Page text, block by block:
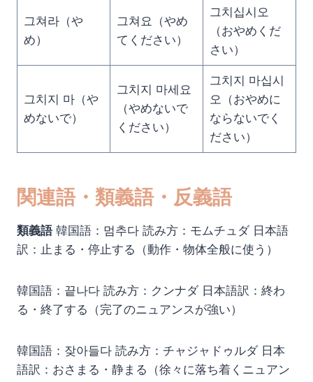
그쳐라（や
め）
그쳐요（やめ
てください）
그치십시오
（おやめくだ
さい）
그치지 마（や
めないで）
그치지 마세요
（やめないで
ください）
그치지 마십시
오（おやめに
ならないでく
ださい）
関連語・類義語・反義語
類義語韓国語：멈추다 読み方：モムチュダ 日本語
訳：止まる・停止する（動作・物体全般に使う）
韓国語：끝나다 読み方：クンナダ 日本語訳：終わ
る・終了する（完了のニュアンスが強い）
韓国語：잦아들다 読み方：チャジャドゥルダ 日本
語訳：おさまる・静まる（徐々に落ち着くニュアン